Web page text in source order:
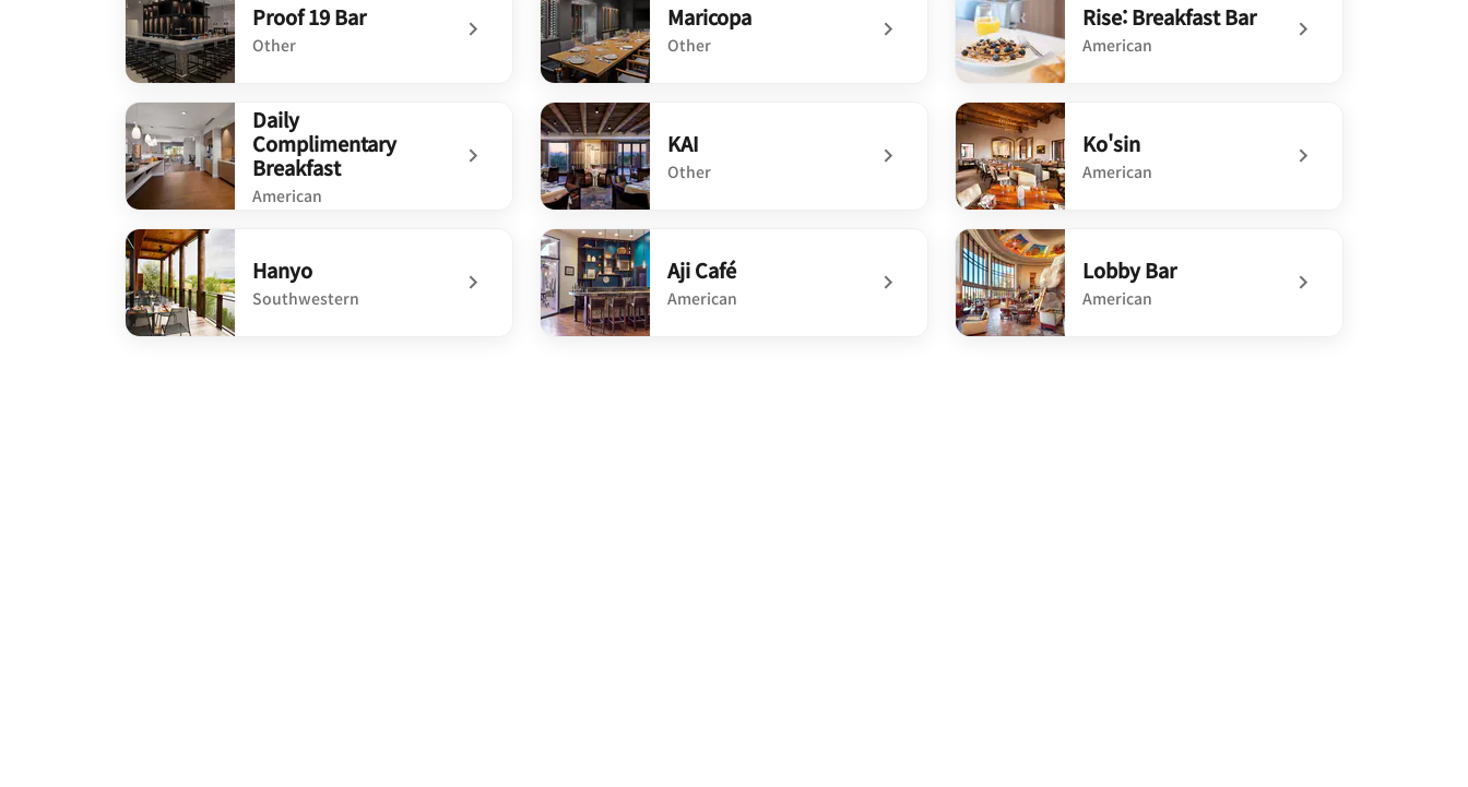
Proof 19 Bar
Other
undefined Proof 19 Bar
Maricopa
Other
undefined Maricopa
Rise: Breakfast Bar
American
undefined Rise: Breakfast Bar
Daily
Complimentary
Breakfast
American
undefined Daily Complimentary Breakfast
KAI
Other
undefined KAI
Ko'sin
American
undefined Ko'sin
Hanyo
Southwestern
Aji Café
American
Lobby Bar
American